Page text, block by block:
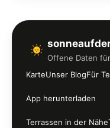
Offene Daten
KarteUnser BlogFür
App herunterladen
Terrassen in der Nähe